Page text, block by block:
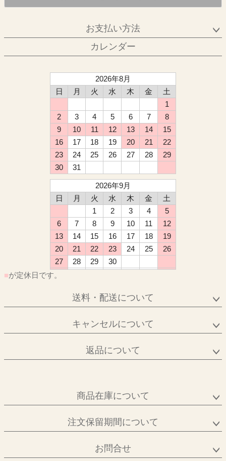
お支払い方法
カレンダー
2026年8月
日
月 火 水 木 金
土
1
2
3 4 5 6 7
8
9
10 11 12 13 14
15
16
17 18 19 20 21
22
23
24 25 26 27 28
29
30
31
2026年9月
日
月 火 水 木 金
土
1
2 3 4
5
6
7 8 9 10 11
12
13
14 15 16 17 18
19
20
21 22 23 24 25
26
27
28 29
30
■が定休日です。
送料・配送について
キャンセルについて
返品について
商品在庫について
注文保留期間について
お問合せ